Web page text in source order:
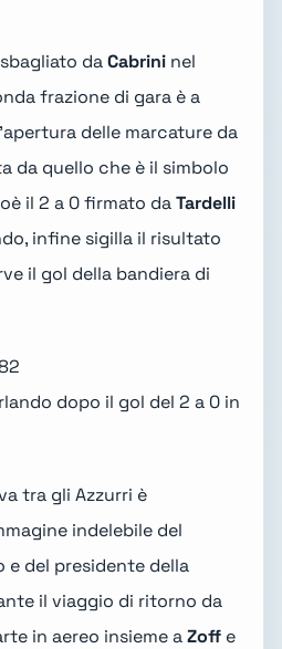
daCabrini nel
frazione di gara è a
delle marcature da
da quello che è il simbolo
il 2 a 0 firmato daTardelli
infine sigilla il risultato
il gol della bandiera di
dopo il gol del 2 a 0 in
tra gli Azzurri è
indelebile del
del presidente della
il viaggio di ritorno da
in aereo insieme aZoff e